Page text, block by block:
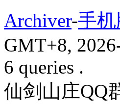
Archiver-手机
GMT+8,
6 queries .
仙剑山庄QQ